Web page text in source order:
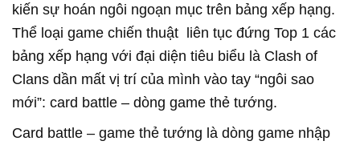
kiến sự hoán ngôi ngoạn mục trên bảng xếp hạng.
Thể loại game chiến thuật liên tục đứng Top 1 các
bảng xếp hạng với đại diện tiêu biểu là Clash of
Clans dần mất vị trí của mình vào tay “ngôi sao
mới”: card battle – dòng game thẻ tướng.
Card battle – game thẻ tướng là dòng game nhập